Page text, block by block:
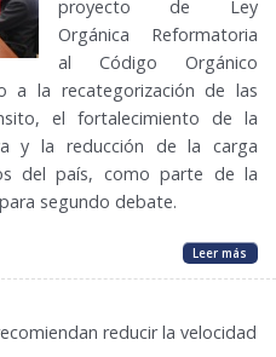
proyecto de Ley
Orgánica Reformatoria
al Código Orgánico
a la recategorización de las
el fortalecimiento de la
y la reducción de la carga
del país, como parte de la
segundo debate.
Leer más
reducir la velocidad